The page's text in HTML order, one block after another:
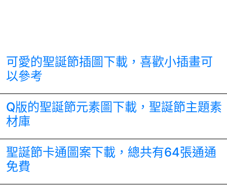
可愛的聖誕節插圖下載，喜歡小插畫可
以參考
Q版的聖誕節元素圖下載，聖誕節主題素
材庫
聖誕節卡通圖案下載，總共有64張通通
免費